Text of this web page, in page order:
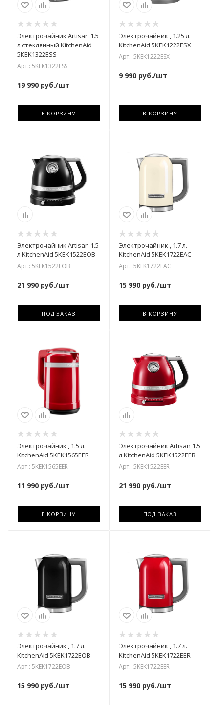
Электрочайник Artisan 1.5
л стеклянный KitchenAid
5KEK1322ESS
Арт.: 5KEK1322ESS
19 990 руб./шт
В КОРЗИНУ
Электрочайник , 1.25 л.
KitchenAid 5KEK1222ESX
Арт.: 5KEK1222ESX
9 990руб./шт
В КОРЗИНУ
Электрочайник Artisan 1.5
л KitchenAid 5KEK1522EOB
Арт.: 5KEK1522EOB
21 990 руб./шт
ПОД ЗАКАЗ
Электрочайник , 1.7 л.
KitchenAid 5KEK1722EAC
Арт.: 5KEK1722EAC
15 990руб./шт
В КОРЗИНУ
Электрочайник , 1.5 л.
KitchenAid 5KEK1565EER
Арт.: 5KEK1565EER
11 990 руб./шт
В КОРЗИНУ
Электрочайник Artisan 1.5
л KitchenAid 5KEK1522EER
Арт.: 5KEK1522EER
21 990руб./шт
ПОД ЗАКАЗ
Электрочайник , 1.7 л.
KitchenAid 5KEK1722EOB
Арт.: 5KEK1722EOB
15 990 руб./шт
Электрочайник , 1.7 л.
KitchenAid 5KEK1722EER
Арт.: 5KEK1722EER
15 990руб./шт